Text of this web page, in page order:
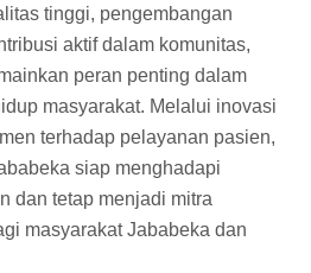
tinggi, pengembangan
aktif dalam komunitas,
peran penting dalam
masyarakat. Melalui inovasi
terhadap pelayanan pasien,
siap menghadapi
dan tetap menjadi mitra
masyarakat Jababeka dan